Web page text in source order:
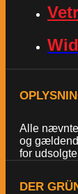
Alle nævnte
og
for
DER